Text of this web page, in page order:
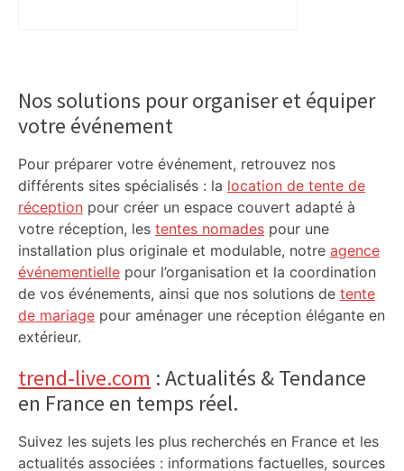
Sidebar
Nos solutions pour organiser et équiper
votre événement
Pour préparer votre événement, retrouvez nos
différents sites spécialisés : la location de tente de
réception pour créer un espace couvert adapté à
votre réception, les tentes nomades pour une
installation plus originale et modulable, notre agence
événementielle pour l’organisation et la coordination
de vos événements, ainsi que nos solutions de tente
de mariage pour aménager une réception élégante en
extérieur.
trend-live.com : Actualités & Tendance
en France en temps réel.
Suivez les sujets les plus recherchés en France et les
actualités associées : informations factuelles, sources